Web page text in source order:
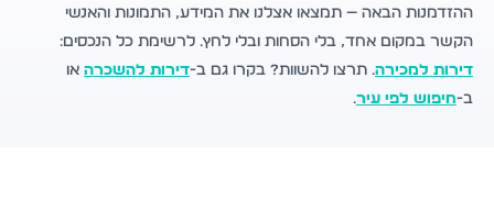
ההזדמנות הבאה — תמצאו אצלנו את המידע, התמונות והאנשי
הקשר במקום אחד, בלי הסחות ובלי לחץ. לרשימת כל הנכסים:
דירות למכירה. תרצו להשוות? בקרו גם ב-דירות להשכרה או
ב-חיפוש לפי עיר.